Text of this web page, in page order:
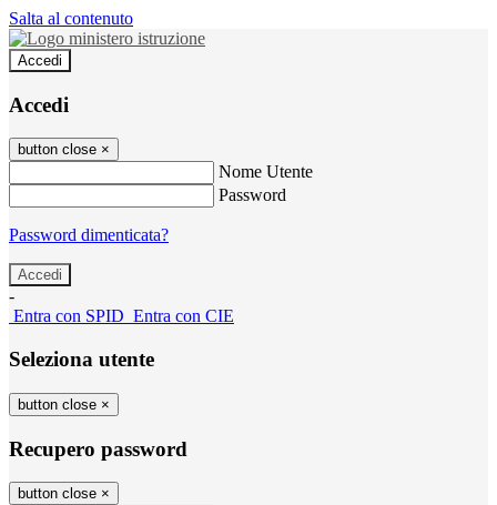
Salta al contenuto
Accedi
Accedi
button close ×
Nome Utente
Password
Password dimenticata?
-
Entra con SPID Entra con CIE
Seleziona utente
button close ×
Recupero password
button close ×